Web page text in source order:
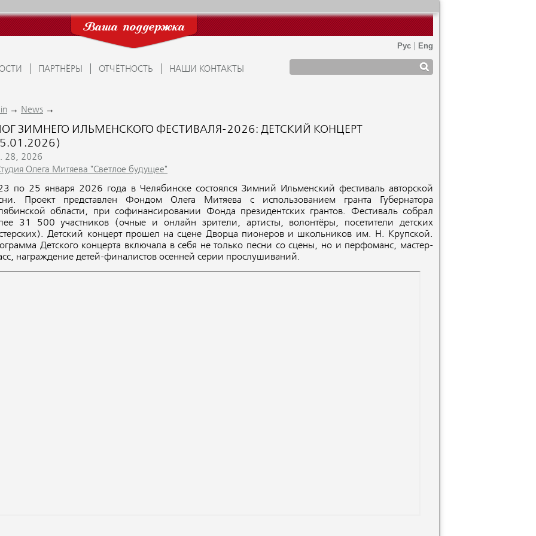
Ваша поддержка
ПАРТНЁРЫ ОТЧЁТНОСТЬ НАШИ КОНТАКТЫ
→ News →
ЗИМНЕГО ИЛЬМЕНСКОГО ФЕСТИВАЛЯ-2026: ДЕТСКИЙ КОНЦЕРТ
28, 2026
Олега Митяева "Светлое будущее"
по 25 января 2026 года в Челябинске состоялся Зимний Ильменский фестиваль авторской
Проект представлен Фондом Олега Митяева с использованием гранта Губернатора
области, при софинансировании Фонда президентских грантов. Фестиваль собрал
31 500 участников (очные и онлайн зрители, артисты, волонтёры, посетители детских
Детский концерт прошел на сцене Дворца пионеров и школьников им. Н. Крупской.
Детского концерта включала в себя не только песни со сцены, но и перфоманс, мастер-
награждение детей-финалистов осенней серии прослушиваний.